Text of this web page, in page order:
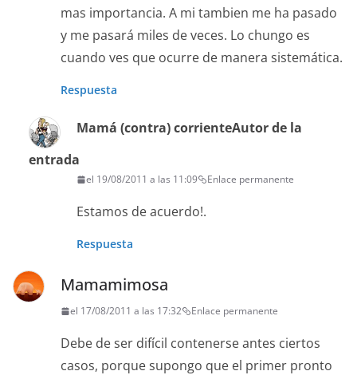
mas importancia. A mi tambien me ha pasado
y me pasará miles de veces. Lo chungo es
cuando ves que ocurre de manera sistemática.
Respuesta
Mamá (contra) corrienteAutor de la
entrada
el 19/08/2011 a las 11:09 Enlace permanente
Estamos de acuerdo!.
Respuesta
Mamamimosa
el 17/08/2011 a las 17:32 Enlace permanente
Debe de ser difícil contenerse antes ciertos
casos, porque supongo que el primer pronto